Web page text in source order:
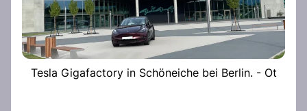
Tesla Gigafactory in Schöneiche bei Berlin. - Ot